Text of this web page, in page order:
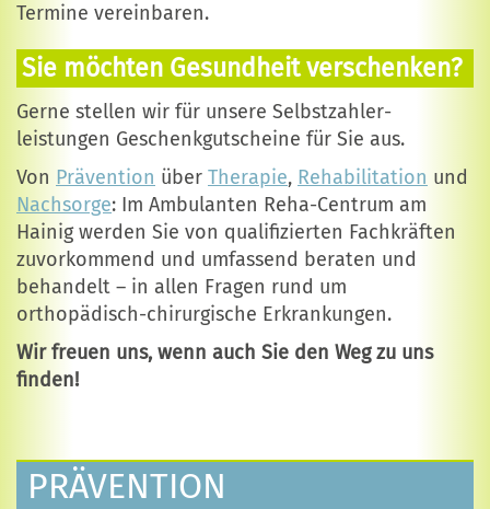
Termine vereinbaren.
Sie möchten Gesundheit verschenken?
Gerne stellen wir für unsere Selbstzahler­
leistungen Geschenkgutscheine für Sie aus.
Von Prävention über Therapie, Rehabilitation und
Nachsorge: Im Ambulanten Reha-Centrum am
Hainig werden Sie von qualifizierten Fachkräften
zuvorkommend und umfassend beraten und
behandelt – in allen Fragen rund um
orthopädisch-chirurgische Erkrankungen.
Wir freuen uns, wenn auch Sie den Weg zu uns
finden!
PRÄVENTION